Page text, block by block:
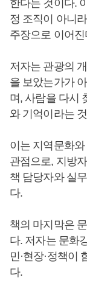
한다는 것이다.
정 조직이 아니
주장으로 이어진
저자는 관광의
을 보았는가가
며, 사람을 다시
와 기억이라는
이는 지역문화
관점으로, 지방
책 담당자와 실
다.
책의 마지막은
다. 저자는 문화
민·현장·정책이
다.